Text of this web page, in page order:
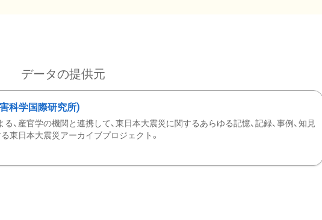
データの提供元
科学国際研究所)
、産官学の機関と連携して、東日本大震災に関するあらゆる記憶、記録、事例、知見
東日本大震災アーカイブプロジェクト。